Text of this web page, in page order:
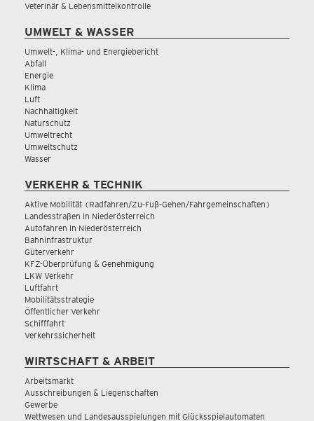
Veterinär & Lebensmittelkontrolle
UMWELT & WASSER
Umwelt-, Klima- und Energiebericht
Abfall
Energie
Klima
Luft
Nachhaltigkeit
Naturschutz
Umweltrecht
Umweltschutz
Wasser
VERKEHR & TECHNIK
Aktive Mobilität (Radfahren/Zu-Fuß-Gehen/Fahrgemeinschaften)
Landesstraßen in Niederösterreich
Autofahren in Niederösterreich
Bahninfrastruktur
Güterverkehr
KFZ-Überprüfung & Genehmigung
LKW Verkehr
Luftfahrt
Mobilitätsstrategie
Öffentlicher Verkehr
Schifffahrt
Verkehrssicherheit
WIRTSCHAFT & ARBEIT
Arbeitsmarkt
Ausschreibungen & Liegenschaften
Gewerbe
Wettwesen und Landesausspielungen mit Glücksspielautomaten